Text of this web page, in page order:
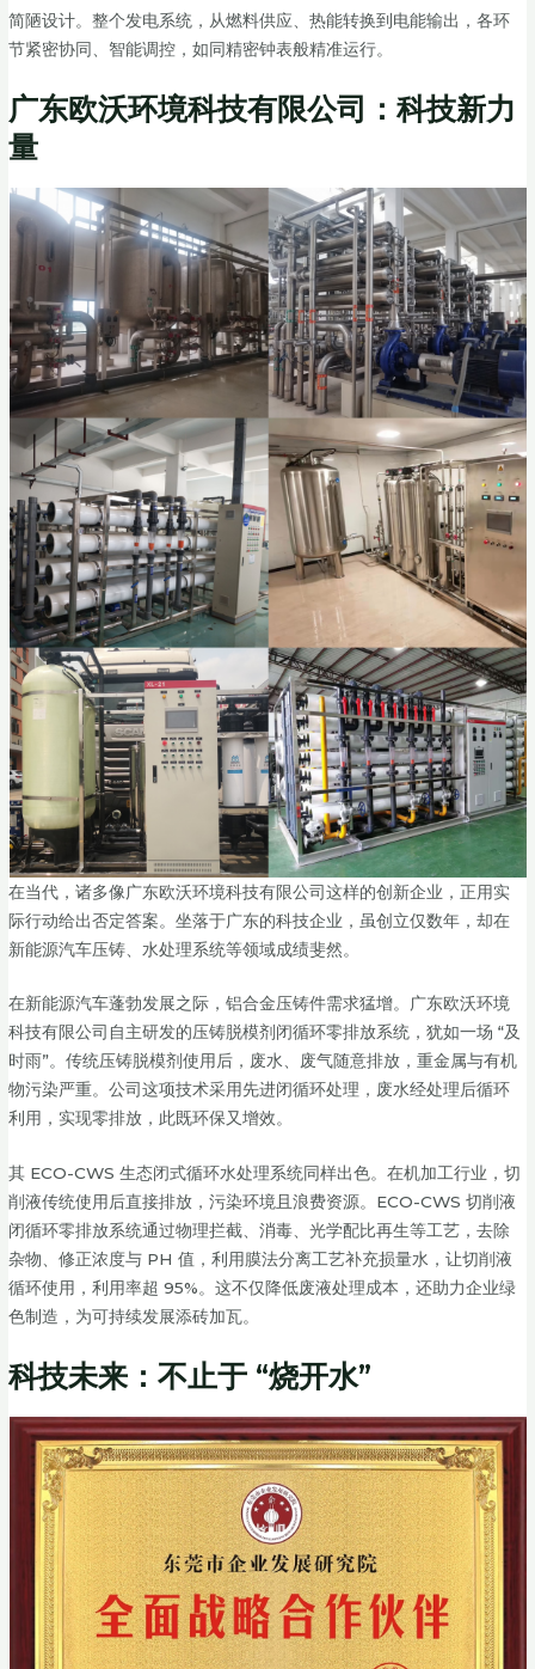
简陋设计。整个发电系统，从燃料供应、热能转换到电能输出，各环
节紧密协同、智能调控，如同精密钟表般精准运行。
广东欧沃环境科技有限公司：科技新力
量
在当代，诸多像广东欧沃环境科技有限公司这样的创新企业，正用实
际行动给出否定答案。坐落于广东的科技企业，虽创立仅数年，却在
新能源汽车压铸、水处理系统等领域成绩斐然。
在新能源汽车蓬勃发展之际，铝合金压铸件需求猛增。广东欧沃环境
科技有限公司自主研发的压铸脱模剂闭循环零排放系统，犹如一场 “及
时雨”。传统压铸脱模剂使用后，废水、废气随意排放，重金属与有机
物污染严重。公司这项技术采用先进闭循环处理，废水经处理后循环
利用，实现零排放，此既环保又增效。
其 ECO-CWS 生态闭式循环水处理系统同样出色。在机加工行业，切
削液传统使用后直接排放，污染环境且浪费资源。ECO-CWS 切削液
闭循环零排放系统通过物理拦截、消毒、光学配比再生等工艺，去除
杂物、修正浓度与 PH 值，利用膜法分离工艺补充损量水，让切削液
循环使用，利用率超 95%。这不仅降低废液处理成本，还助力企业绿
色制造，为可持续发展添砖加瓦。
科技未来：不止于 “烧开水”